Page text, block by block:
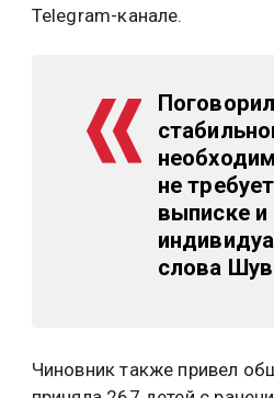
Telegram-канале.
не
выписке
слова
Чиновник также привел